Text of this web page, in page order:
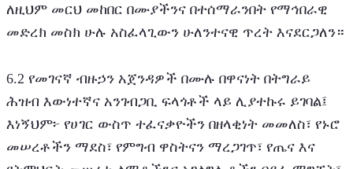
ለዚህም መርህ መከበር በሙያችንና በተሰማራንበት የማኅበራዊ
መድረክ መስክ ሁሉ አስፈላጊውን ሁለንተናዊ ጥረት እናደርጋለን።
6.2 የመገናኛ ብዙኃን አጀንዳዎች በሙሉ በዋናነት በትግራይ
ሕዝብ እውነተኛና አንገብጋቢ ፍላጎቶች ላይ ሊያተኩሩ ይገባል፤
እነኝህም፦ የሀገር ውስጥ ተፈናቃዮችን በዘላቂነት መመለስ፣ የኑሮ
መሠረቶችን ማደስ፣ የምግብ ዋስትናን ማረጋገጥ፣ የጤና እና